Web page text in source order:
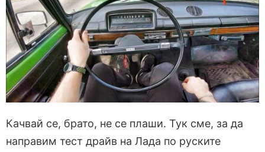
Качвай се, брато, не се плаши. Тук сме, за да
направим тест драйв на Лада по руските